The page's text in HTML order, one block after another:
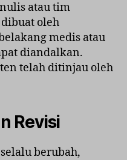
atau tim
oleh
medis atau
diandalkan.
telah ditinjau oleh
Revisi
berubah,